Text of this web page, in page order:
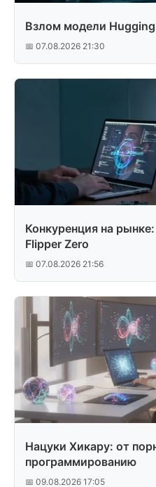
Взлом модели Hugging
📅 07.08.2026 21:30
Конкуренция на
Flipper Zero
📅 07.08.2026 21:56
Нацуки Хикару: от
программированию
📅 09.08.2026 17:05